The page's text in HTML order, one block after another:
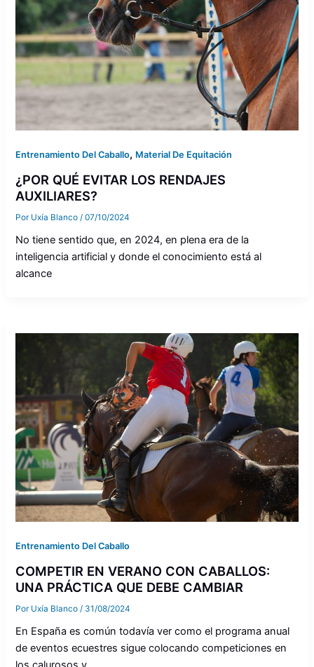
Entrenamiento Del Caballo, Material De Equitación
¿POR QUÉ EVITAR LOS RENDAJES
AUXILIARES?
Por Uxía Blanco /07/10/2024
No tiene sentido que, en 2024, en plena era de la
inteligencia artificial y donde el conocimiento está al
alcance
Entrenamiento Del Caballo
COMPETIR EN VERANO CON CABALLOS:
UNA PRÁCTICA QUE DEBE CAMBIAR
Por Uxía Blanco / 31/08/2024
En España es común todavía ver como el programa anual
de eventos ecuestres sigue colocando competiciones en